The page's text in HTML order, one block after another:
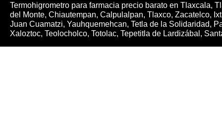
Termohigrometro para farmacia precio barato en Tlaxcala,
del Monte, Chiautempan, Calpulalpan, Tlaxco, Zacatelco,
Juan Cuamatzi, Yauhquemehcan, Tetla de la Solidaridad,
Xaloztoc, Teolocholco, Totolac, Tepetitla de Lardizábal,